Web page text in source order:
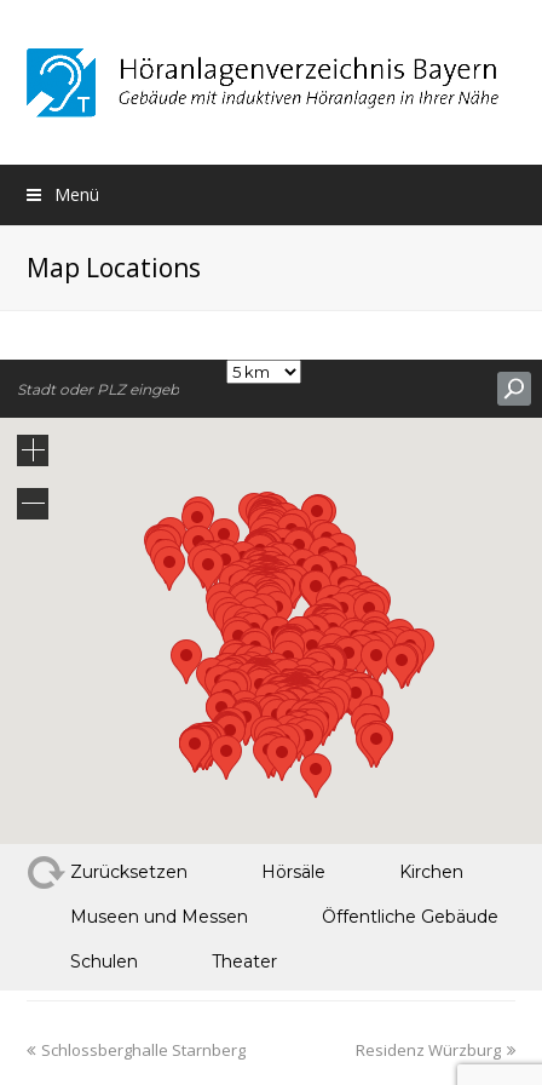
Menü
Map Locations
Zurücksetzen Hörsäle Kirchen
Museen und Messen Öffentliche Gebäude
Schulen Theater
Schlossberghalle Starnberg Residenz Würzburg